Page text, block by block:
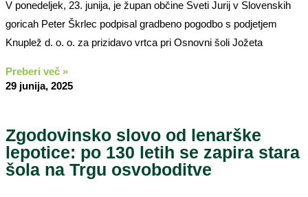
V ponedeljek, 23. junija, je župan občine Sveti Jurij v Slovenskih
goricah Peter Škrlec podpisal gradbeno pogodbo s podjetjem
Knuplež d. o. o. za prizidavo vrtca pri Osnovni šoli Jožeta
Preberi več »
29 junija, 2025
Zgodovinsko slovo od lenarške
lepotice: po 130 letih se zapira stara
šola na Trgu osvoboditve